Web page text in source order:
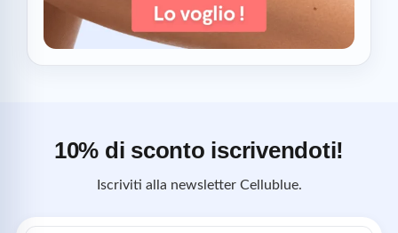
10% di sconto iscrivendoti!
Iscriviti alla newsletter Cellublue.
Indirizzo